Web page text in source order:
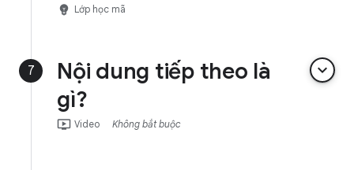
emoji_objects Lớp học mã
7
Nội dung tiếp theo là
gì?
keyboard_arrow_down
ondemand_video Video Không bắt buộc